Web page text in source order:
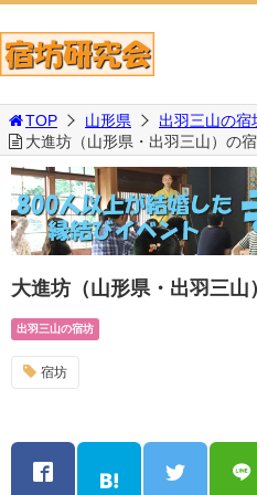
TOP 山形県
出羽三山の宿
大進坊（山形県・出羽三山）の
大進坊（山形県・出羽三山
出羽三山の宿坊
宿坊